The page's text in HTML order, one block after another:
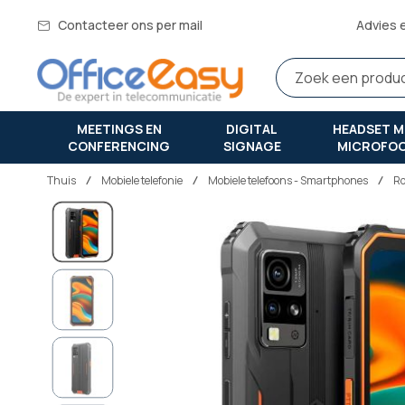
Contacteer ons per mail Advies
MEETINGS EN
CONFERENCING
DIGITAL
SIGNAGE
HEADSET
Thuis mobiele telefonie Mobiele telefoons - Smartphones
Ga
naar
einde
van
afbeeldingen-
gallerij